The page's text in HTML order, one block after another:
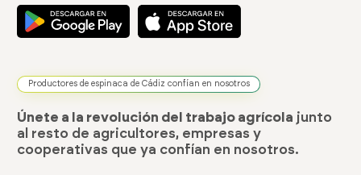
Productores de espinaca de Cádiz confían en nosotros
Únete a la revolución del trabajo agrícola junto
al resto de agricultores, empresas y
cooperativas que ya confían en nosotros.